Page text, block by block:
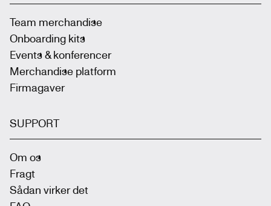
Team merchandise
Onboarding kits
Events & konferencer
Merchandise platform
Firmagaver
SUPPORT
Om os
Fragt
Sådan virker det